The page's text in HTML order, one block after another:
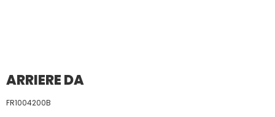
ARRIERE DA
FR1004200B